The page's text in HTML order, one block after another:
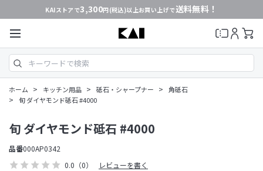
KAIストアで3,300円(税込)以上お買い上げで送料無料！
ホーム > キッチン用品 > 砥石・シャープナー > 角砥石
> 旬 ダイヤモンド砥石 #4000
0.0 （0） レビューを書く
旬 ダイヤモンド砥石 #4000
品番000AP0342